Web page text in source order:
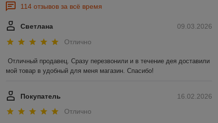
114 отзывов за всё время
09.03.2026
Светлана
Отлично
Отличный продавец. Сразу перезвонили и в течение дея доставили
мой товар в удобный для меня магазин. Спасибо!
16.02.2026
Покупатель
Отлично